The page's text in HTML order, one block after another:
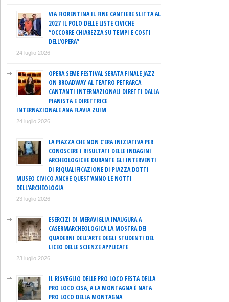
VIA FIORENTINA IL FINE CANTIERE SLITTA AL
2027 IL POLO DELLE LISTE CIVICHE
“OCCORRE CHIAREZZA SU TEMPI E COSTI
DELL’OPERA”
24 luglio 2026
OPERA SEME FESTIVAL SERATA FINALE JAZZ
ON BROADWAY AL TEATRO PETRARCA
CANTANTI INTERNAZIONALI DIRETTI DALLA
PIANISTA E DIRETTRICE
INTERNAZIONALE ANA FLAVIA ZUIM
24 luglio 2026
LA PIAZZA CHE NON C’ERA INIZIATIVA PER
CONOSCERE I RISULTATI DELLE INDAGINI
ARCHEOLOGICHE DURANTE GLI INTERVENTI
DI RIQUALIFICAZIONE DI PIAZZA DOTTI
MUSEO CIVICO ANCHE QUEST’ANNO LE NOTTI
DELL’ARCHEOLOGIA
23 luglio 2026
ESERCIZI DI MERAVIGLIA INAUGURA A
CASERMARCHEOLOGICA LA MOSTRA DEI
QUADERNI DELL’ARTE DEGLI STUDENTI DEL
LICEO DELLE SCIENZE APPLICATE
23 luglio 2026
IL RISVEGLIO DELLE PRO LOCO FESTA DELLA
PRO LOCO CISA, A LA MONTAGNA È NATA
PRO LOCO DELLA MONTAGNA